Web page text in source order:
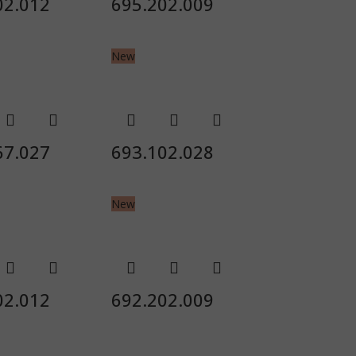
New
693.102.028
New
692.202.009